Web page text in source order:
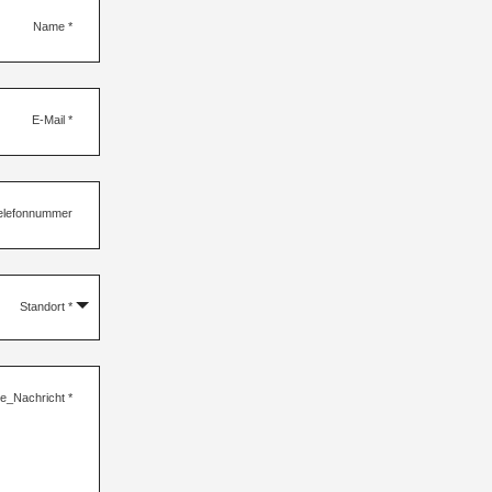
Name *
E-Mail *
Standort *
*